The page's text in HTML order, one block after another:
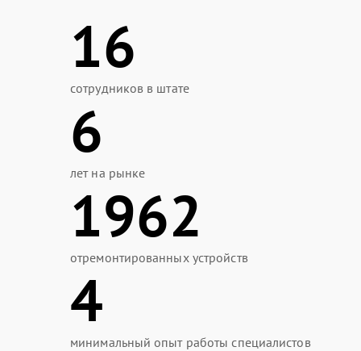
16
сотрудников в штате
6
лет на рынке
1962
отремонтированных устройств
4
минимальный опыт работы специалистов